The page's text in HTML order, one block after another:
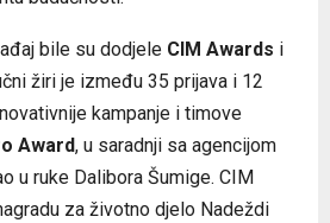
bile su dodjele CIM Awards i
žiri je između 35 prijava i 12
kampanje i timove
Award, u saradnji sa agencijom
u ruke Dalibora Šumige. CIM
za životno djelo Nadeždi